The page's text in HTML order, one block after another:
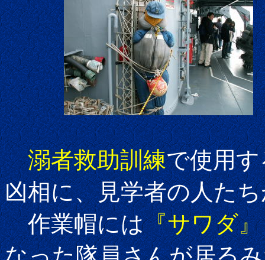
溺者救助訓練で使用
凶相に、見学者の人た
作業帽には『サワダ』